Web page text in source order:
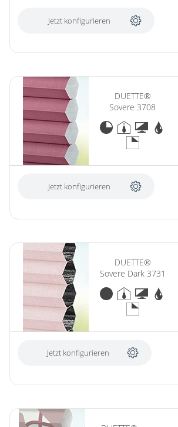
Jetzt konfigurieren
DUETTE®
Sovere 3708
Jetzt konfigurieren
DUETTE®
Sovere Dark 3731
Jetzt konfigurieren